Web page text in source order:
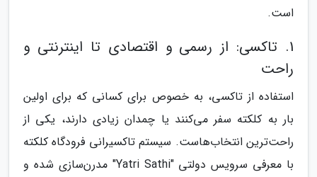
است.
1. تاکسی: از رسمی و اقتصادی تا اینترنتی و
راحت
استفاده از تاکسی، به خصوص برای کسانی که برای اولین
بار به کلکته سفر می‌کنند یا چمدان زیادی دارند، یکی از
راحت‌ترین انتخاب‌هاست. سیستم تاکسیرانی فرودگاه کلکته
با معرفی سرویس دولتی "Yatri Sathi" مدرن‌سازی شده و